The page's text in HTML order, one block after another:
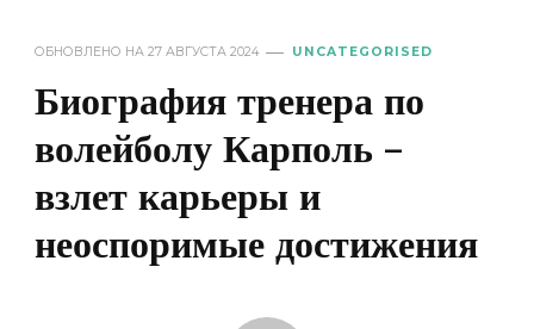
ОБНОВЛЕНО НА 27 АВГУСТА 2024 UNCATEGORISED
Биография тренера по
волейболу Карполь –
взлет карьеры и
неоспоримые достижения